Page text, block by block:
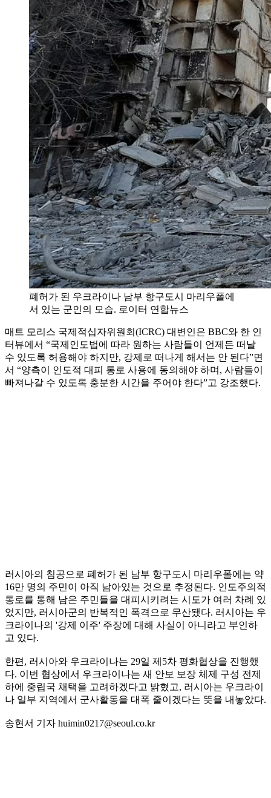
폐허가 된 우크라이나 남부 항구도시 마리우폴에
서 있는 군인의 모습. 로이터 연합뉴스
매트 모리스 국제적십자위원회(ICRC) 대변인은 BBC와 한 인
터뷰에서 “국제인도법에 따라 원하는 사람들이 언제든 떠날
수 있도록 허용해야 하지만, 강제로 떠나게 해서는 안 된다”면
서 “양측이 인도적 대피 통로 사용에 동의해야 하며, 사람들이
빠져나갈 수 있도록 충분한 시간을 주어야 한다”고 강조했다.
러시아의 침공으로 폐허가 된 남부 항구도시 마리우폴에는 약
16만 명의 주민이 아직 남아있는 것으로 추정된다. 인도주의적
통로를 통해 남은 주민들을 대피시키려는 시도가 여러 차례 있
었지만, 러시아군의 반복적인 폭격으로 무산됐다. 러시아는 우
크라이나의 '강제 이주' 주장에 대해 사실이 아니라고 부인하
고 있다.
한편, 러시아와 우크라이나는 29일 제5차 평화협상을 진행했
다. 이번 협상에서 우크라이나는 새 안보 보장 체제 구성 전제
하에 중립국 채택을 고려하겠다고 밝혔고, 러시아는 우크라이
나 일부 지역에서 군사활동을 대폭 줄이겠다는 뜻을 내놓았다.
송현서 기자 huimin0217@seoul.co.kr